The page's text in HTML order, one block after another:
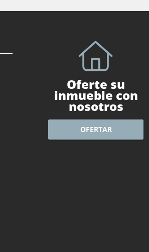
Oferte su
inmueble con
nosotros
OFERTAR